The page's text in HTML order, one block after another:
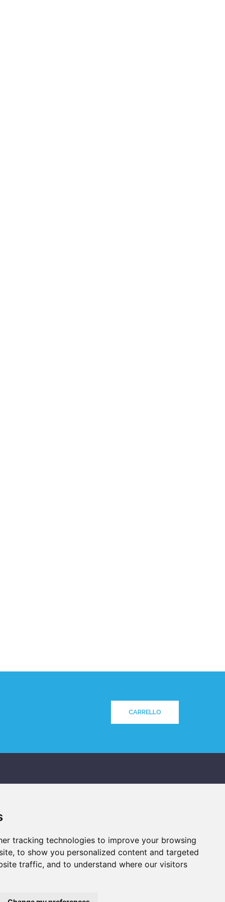
tracking technologies to improve your browsing
to show you personalized content and targeted
traffic, and to understand where our visitors
CARRELLO